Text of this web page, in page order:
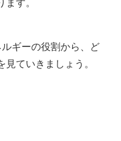
す。
ギーの役割から、ど
ていきましょう。